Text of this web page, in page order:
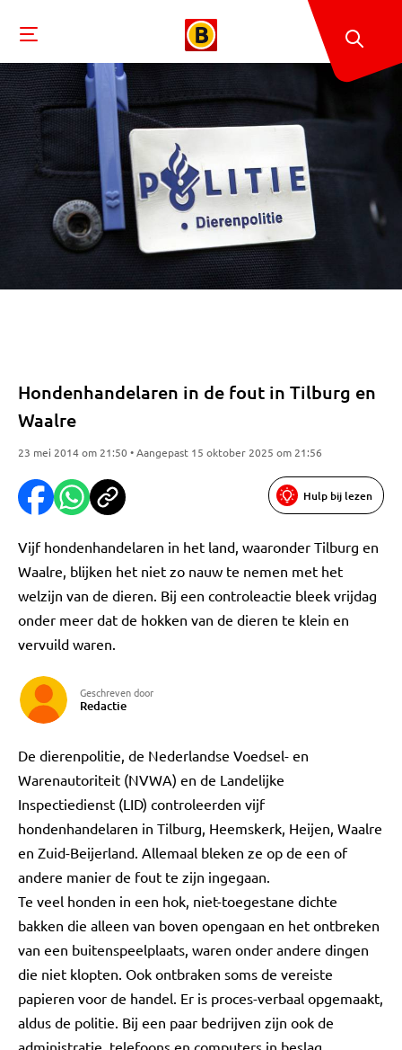
Hondenhandelaren in de fout in Tilburg en
Waalre
23 mei 2014 om 21:50 • Aangepast 15 oktober 2025 om 21:56
Hulp bij lezen
Vijf hondenhandelaren in het land, waaronder Tilburg en
Waalre, blijken het niet zo nauw te nemen met het
welzijn van de dieren. Bij een controleactie bleek vrijdag
onder meer dat de hokken van de dieren te klein en
vervuild waren.
Geschreven door
Redactie
De dierenpolitie, de Nederlandse Voedsel- en
Warenautoriteit (NVWA) en de Landelijke
Inspectiedienst (LID) controleerden vijf
hondenhandelaren in Tilburg, Heemskerk, Heijen, Waalre
en Zuid-Beijerland. Allemaal bleken ze op de een of
andere manier de fout te zijn ingegaan.
Te veel honden in een hok, niet-toegestane dichte
bakken die alleen van boven opengaan en het ontbreken
van een buitenspeelplaats, waren onder andere dingen
die niet klopten. Ook ontbraken soms de vereiste
papieren voor de handel. Er is proces-verbaal opgemaakt,
aldus de politie. Bij een paar bedrijven zijn ook de
administratie, telefoons en computers in beslag